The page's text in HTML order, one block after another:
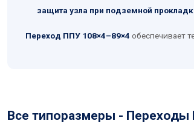
защита узла при подземной
Переход ППУ 108×4–89×4 обеспечивает
Все типоразмеры - Переходы